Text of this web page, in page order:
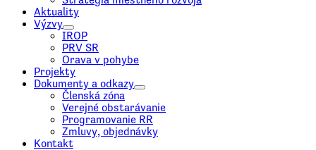
Aktuality
Výzvy
IROP
PRV SR
Orava v pohybe
Projekty
Dokumenty a odkazy
Členská zóna
Verejné obstarávanie
Programovanie RR
Zmluvy, objednávky
Kontakt